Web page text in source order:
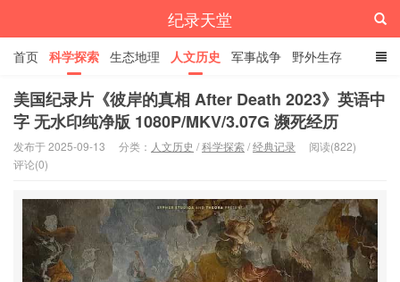
纪录天堂
首页 科学探索 生态地理 人文历史 军事战争 野外生存
经典纪录 4K纪录片 精品资源
美国纪录片《彼岸的真相 After Death 2023》英语中
字 无水印纯净版 1080P/MKV/3.07G 濒死经历
发布于 2025-09-13 分类： 人文历史 /科学探索/经典记录
阅读(822)
评论(0)